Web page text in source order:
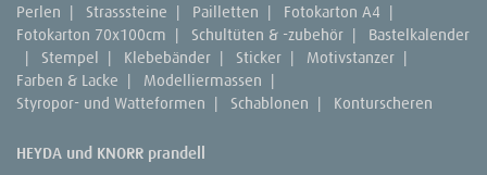
Perlen | Strasssteine | Pailletten | Fotokarton A4 |
Fotokarton 70x100cm | Schultüten & -zubehör |
Bastelkalender
|
Stempel | Klebebänder | Sticker | Motivstanzer |
Farben & Lacke | Modelliermassen |
Styropor- und Watteformen | Schablonen | Konturscheren
HEYDA und KNORR prandell